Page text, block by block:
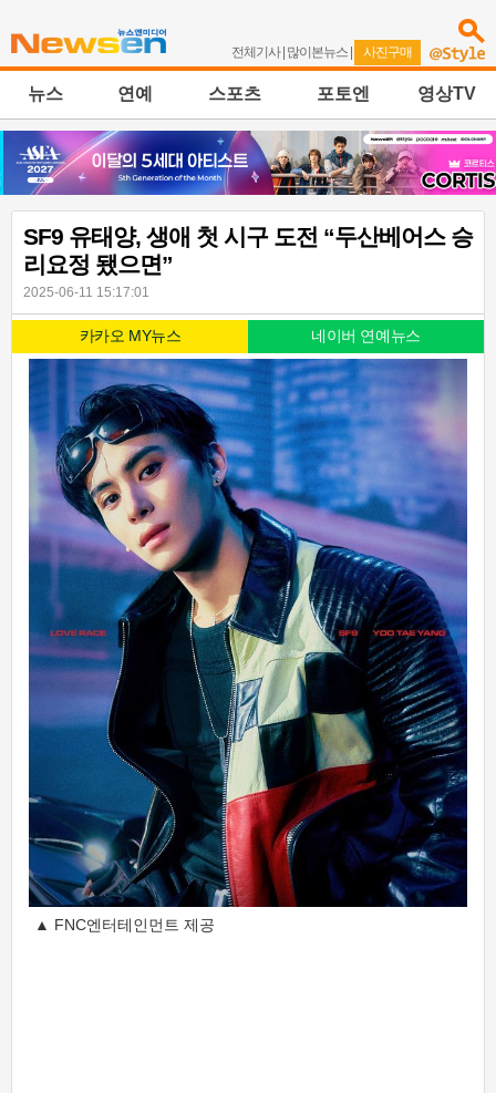
전체기사| 많이본뉴스 | 사진구매
뉴스 연예 스포츠 포토엔 영상TV
SF9 유태양, 생애 첫 시구 도전 “두산베어스 승
리요정 됐으면”
2025-06-11 15:17:01
카카오 MY뉴스 네이버 연예뉴스
▲ FNC엔터테인먼트 제공